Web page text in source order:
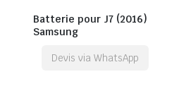
Batterie pour J7 (2016)
Samsung
Devis via WhatsApp